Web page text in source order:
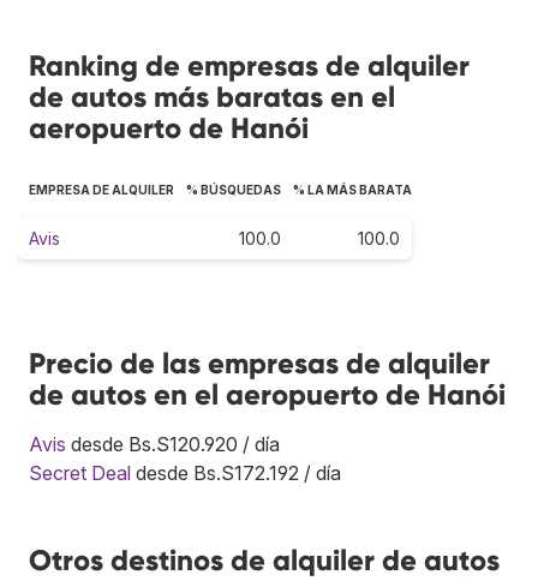
Ranking de empresas de alquiler
de autos más baratas en el
aeropuerto de Hanói
EMPRESA DE ALQUILER % BÚSQUEDAS % LA MÁS BARATA
Avis 100.0 100.0
Precio de las empresas de alquiler
de autos en el aeropuerto de Hanói
Avis desde Bs.S120.920 / día
Secret Deal desde Bs.S172.192 / día
Otros destinos de alquiler de autos